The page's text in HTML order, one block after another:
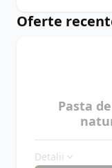
Oferte
Pasta
Detalii